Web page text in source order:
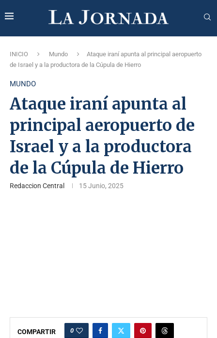
INICIO Mundo
Ataque iraní apunta al principal aeropuerto
de Israel y a la productora de la Cúpula de Hierro
MUNDO
Ataque iraní apunta al
principal aeropuerto de
Israel y a la productora
de la Cúpula de Hierro
Redaccion Central 15 Junio, 2025
COMPARTIR 0